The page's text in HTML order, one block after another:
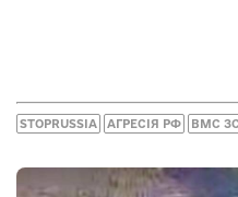
STOPRUSSIA АГРЕСІЯ РФ ВМС